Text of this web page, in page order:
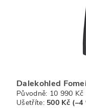
Dalekohled
Původně: 10 990 Kč
Ušetříte: 500 Kč (–4